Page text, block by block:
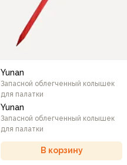
Yunan
Запасной облегченный колышек
для палатки
Yunan
Запасной облегченный колышек
для палатки
В корзину